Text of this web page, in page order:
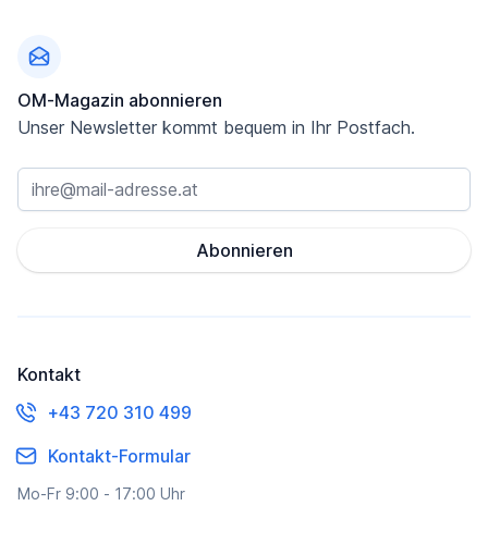
OM-Magazin abonnieren
Unser Newsletter kommt bequem in Ihr Postfach.
Abonnieren
Kontakt
+43 720 310 499
Kontakt-Formular
Mo-Fr 9:00 - 17:00 Uhr